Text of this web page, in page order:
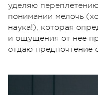
уделяю
понимании мелочь
наука!), которая
и ощущения от нее
отдаю